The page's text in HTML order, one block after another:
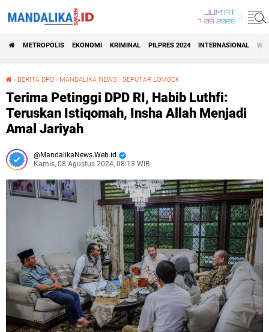
JUM'AT
7•08•2026
METROPOLIS EKONOMI KRIMINAL PILPRES 2024 INTERNASIONAL
› BERITA DPD › MANDALIKA NEWS › SEPUTAR LOMBOK
Terima Petinggi DPD RI, Habib Luthfi:
Teruskan Istiqomah, Insha Allah Menjadi
Amal Jariyah
MandalikaNews.Web.id
Kamis, 08 Agustus 2024, 08:13 WIB